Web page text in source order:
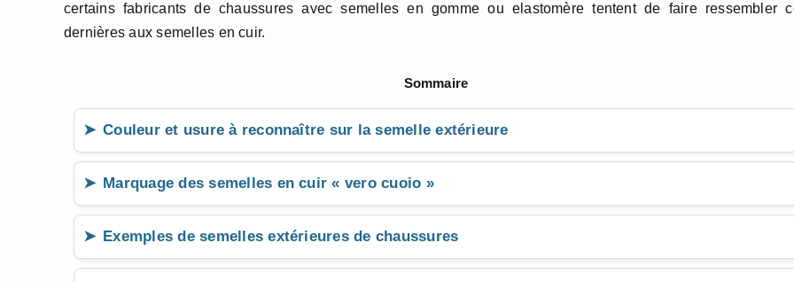
certains fabricants de chaussures avec semelles en gomme ou elastomère tentent de faire ressembler
dernières aux semelles en cuir.
Sommaire
Couleur et usure à reconnaître sur la semelle extérieure
Marquage des semelles en cuir « vero cuoio »
Exemples de semelles extérieures de chaussures